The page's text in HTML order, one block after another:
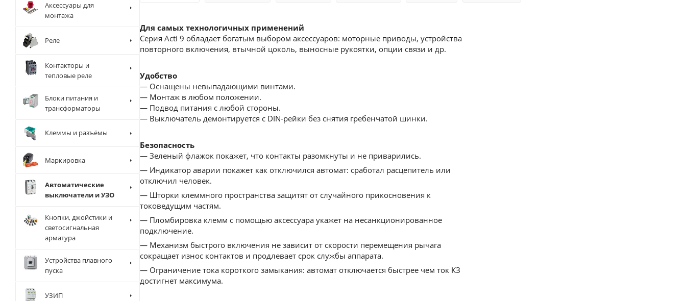
Для самых технологичных применений
Серия Acti 9 обладает богатым выбором аксессуаров: моторные приводы, устройства
повторного включения, втычной цоколь, выносные рукоятки, опции связи и др.
Удобство
— Оснащены невыпадающими винтами.
— Монтаж в любом положении.
— Подвод питания с любой стороны.
— Выключатель демонтируется с DIN-рейки без снятия гребенчатой шинки.
Безопасность
— Зеленый флажок покажет, что контакты разомкнуты и не приварились.
— Индикатор аварии покажет как отключился автомат: сработал расцепитель или
отключил человек.
— Шторки клеммного пространства защитят от cлучайного прикосновения к
токоведущим частям.
— Пломбировка клемм с помощью аксессуара укажет на несанкционированное
подключение.
— Механизм быстрого включения не зависит от скорости перемещения рычага
сокращает износ контактов и продлевает срок службы аппарата.
— Ограничение тока короткого замыкания: автомат отключается быстрее чем ток КЗ
достигнет максимума.
Аксессуары для
монтажа
Реле
Контакторы и
тепловые реле
Блоки питания и
трансформаторы
Клеммы и разъёмы
Маркировка
Автоматические
выключатели и УЗО
Кнопки, джойстики и
светосигнальная
арматура
Устройства плавного
пуска
УЗИП